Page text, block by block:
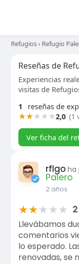
Refugios› Refugio
Reseñas de
Experiencias
visitas de
1
reseñas de
★★★★★2,0 (1
Ver ficha del
rflgo ha
Palero
2 años
★★★★★ 2
Llevábamos
comentarios
lo esperado.
renovadas, se